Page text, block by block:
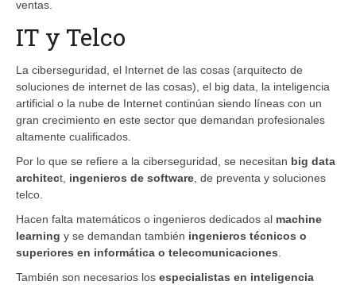
ventas.
IT y Telco
La ciberseguridad, el Internet de las cosas (arquitecto de
soluciones de internet de las cosas), el big data, la inteligencia
artificial o la nube de Internet continúan siendo líneas con un
gran crecimiento en este sector que demandan profesionales
altamente cualificados.
Por lo que se refiere a la ciberseguridad, se necesitan big data
architect, ingenieros de software , de preventa y soluciones
telco.
Hacen falta matemáticos o ingenieros dedicados al machine
learning y se demandan también ingenieros técnicos o
superiores en informática o telecomunicaciones
También son necesarios los especialistas en inteligencia